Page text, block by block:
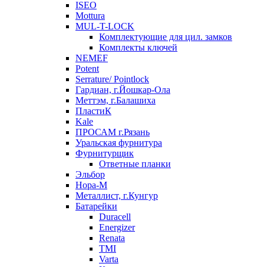
ISEO
Mottura
MUL-T-LOCK
Комплектующие для цил. замков
Комплекты ключей
NEMEF
Potent
Serrature/ Pointlock
Гардиан, г.Йошкар-Ола
Меттэм, г.Балашиха
ПластиК
Kale
ПРОСАМ г.Рязань
Уральская фурнитура
Фурнитурщик
Ответные планки
Эльбор
Нора-М
Металлист, г.Кунгур
Батарейки
Duracell
Energizer
Renata
TMI
Varta